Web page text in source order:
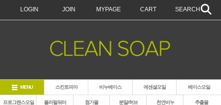
LOGIN JOIN MYPAGE CART SEARCH
MENU 스킨토피아 비누베이스 에센셜오일 베이스오일
프로그랜스오일 플러럴워터 첨가물 분말/허브 천연비누 추출물